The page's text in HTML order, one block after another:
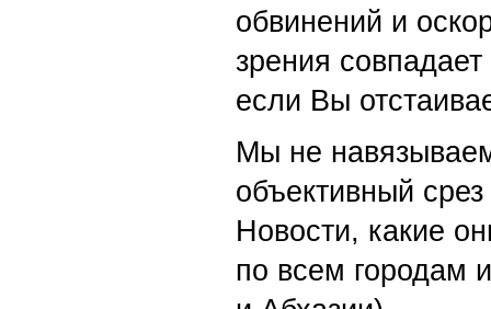
обвинений и
зрения
если Вы
Мы не
объективный
Новости, какие
по всем городам